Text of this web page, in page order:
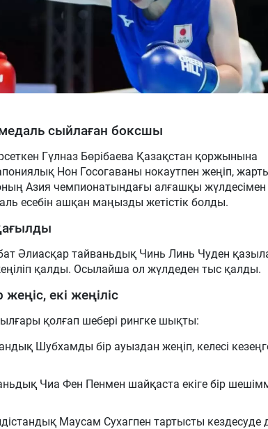
сыйлаған боксшы
Гүлназ Бөрібаева Қазақстан қоржынына
Нон Госогаваны нокаутпен жеңіп,
Азия чемпионатындағы алғашқы жүлдесімен
есебін ашқан маңызды жетістік болды.
Әлиасқар тайваньдық Чинь Линь Чуден
қалды. Осылайша ол жүлдеден тыс қалды.
екі жеңіліс
қолғап шебері рингке шықты:
Шубхамды бір ауыздан жеңіп, келесі
Чиа Фен Пенмен шайқаста екіге бір
Маусам Сухагпен тартысты кездесуде